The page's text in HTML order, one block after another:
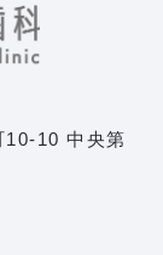
10-10 中央第